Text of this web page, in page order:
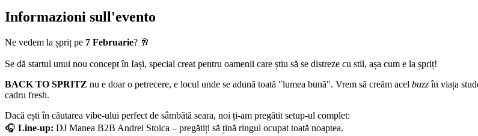
Informazioni sull'evento
Ne vedem la șpriț pe 7 Februarie? 🥂
Se dă startul unui nou concept în Iași, special creat pentru oamenii care știu să se distreze cu stil, așa cum e la șpriț!
BACK TO SPRITZ nu e doar o petrecere, e locul unde se adună toată "lumea bună". Vrem să creăm acel buzzîn viața
cadru fresh.
Dacă ești în căutarea vibe-ului perfect de sâmbătă seara, noi ți-am pregătit setup-ul complet:
🎧 Line-up: DJ Manea B2B Andrei Stoica – pregătiți să țină ringul ocupat toată noaptea.